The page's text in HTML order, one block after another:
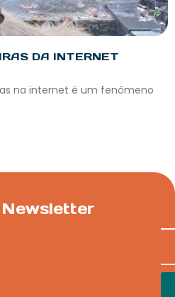
DA INTERNET
na internet é um fenômeno